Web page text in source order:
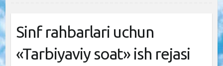
Sinf rahbarlari uchun
«Tarbiyaviy soat» ish rejasi